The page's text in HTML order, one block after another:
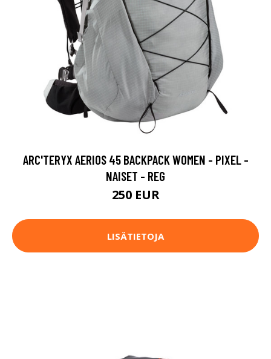
ARC'TERYX AERIOS 45 BACKPACK WOMEN - PIXEL -
NAISET - REG
250 EUR
LISÄTIETOJA